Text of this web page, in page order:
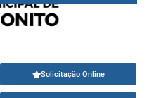
Solicitação Online